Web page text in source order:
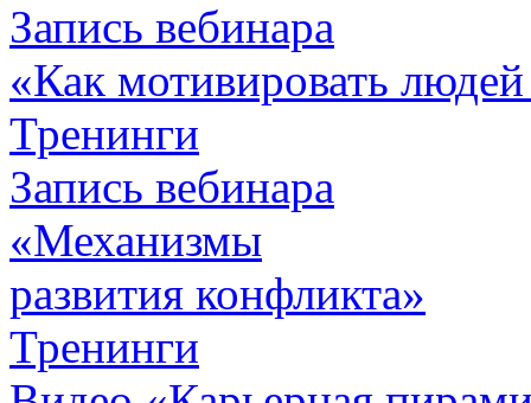
Запись вебинара
«Как мотивировать
Тренинги
Запись вебинара
«Механизмы
развития конфликта»
Тренинги